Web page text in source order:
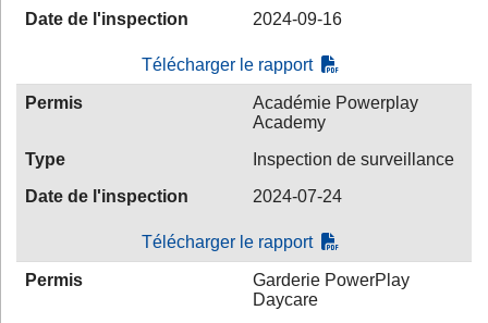
Date de l'inspection
2024-09-16
Télécharger le rapport
Permis
Académie Powerplay
Academy
Type
Inspection de surveillance
Date de l'inspection
2024-07-24
Télécharger le rapport
Permis
Garderie PowerPlay
Daycare